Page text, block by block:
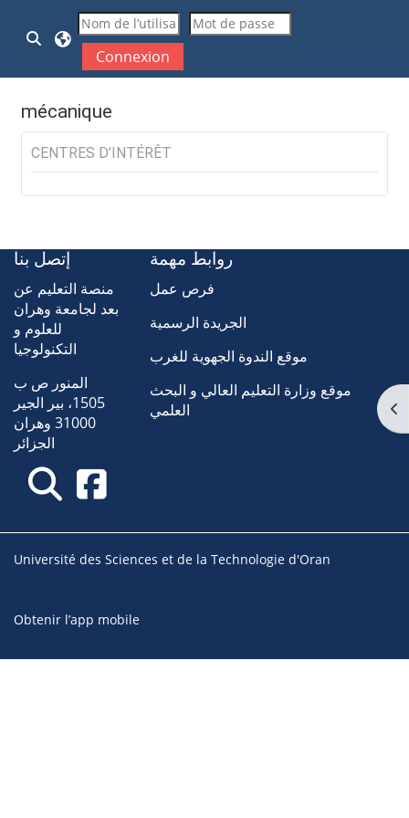
Passer au contenu principal
Activer/désactiver la saisie de recherche
Connexion
mécanique
CENTRES D’INTÉRÊT
إتصل بنا
منصة التعليم عن
بعد لجامعة وهران
للعلوم و
التكنولوجيا
المنور ص ب
1505، بير الجير
31000 وهران
الجزائر
روابط مهمة
فرص عمل
الجريدة الرسمية
موقع الندوة الجهوية للغرب
موقع وزارة التعليم العالي و البحث
العلمي
Université des Sciences et de la Technologie d'Oran
Obtenir l’app mobile